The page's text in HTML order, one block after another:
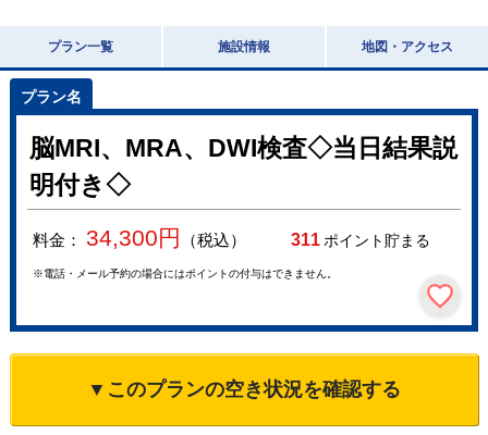
プラン一覧 施設情報 地図・アクセス
脳MRI、MRA、DWI検査◇当日結果説
明付き◇
料金： 34,300円 （税込） 311ポイント貯まる
※電話・メール予約の場合にはポイントの付与はできません。
▼このプランの空き状況を確認する